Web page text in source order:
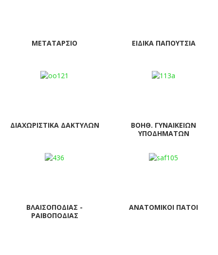
ΜΕΤΑΤΆΡΣΙΟ ΕΙΔΙΚΆ ΠΑΠΟΎΤΣΙΑ
ΔΙΑΧΩΡΙΣΤΙΚΆ ΔΑΚΤΎΛΩΝ
ΒΟΗΘ. ΓΥΝΑΙΚΕΊΩΝ
ΥΠΟΔΗΜΆΤΩΝ
ΒΛΑΙΣΟΠΟΔΊΑΣ -
ΡΑΙΒΟΠΟΔΊΑΣ
ΑΝΑΤΟΜΙΚΟΊ ΠΆΤΟΙ